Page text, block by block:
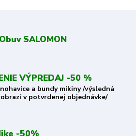
SALOMON
VÝPREDAJ -50 %
a bundy mikiny /výsledná
v potvrdenej objednávke/
-50%